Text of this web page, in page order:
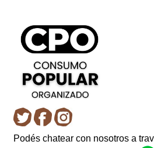
navegación
contenido
Inicio
Podés chatear con nosotros a